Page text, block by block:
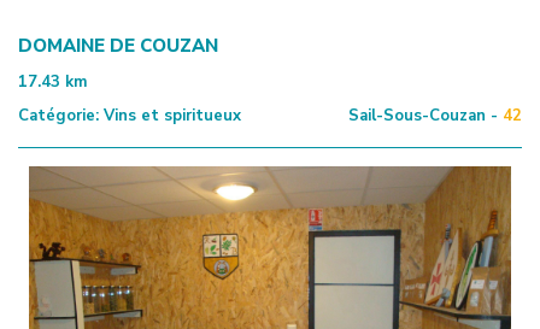
DOMAINE DE COUZAN
17.43 km
Catégorie: Vins et spiritueux Sail-Sous-Couzan - 42